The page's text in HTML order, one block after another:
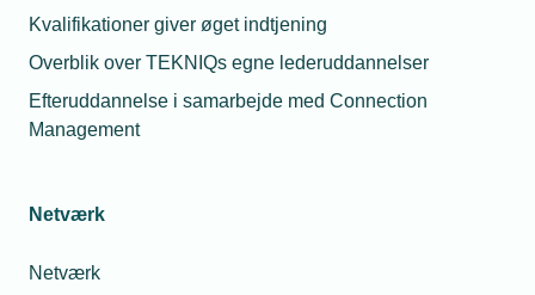
Kvalifikationer giver øget indtjening
Overblik over TEKNIQs egne lederuddannelser
Efteruddannelse i samarbejde med Connection
Management
Netværk
Netværk